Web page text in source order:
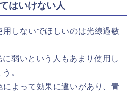
はいけない人
用しないでほしいのは光線過敏
弱いという人もあまり使用し
。
によって効果に違いがあり、青